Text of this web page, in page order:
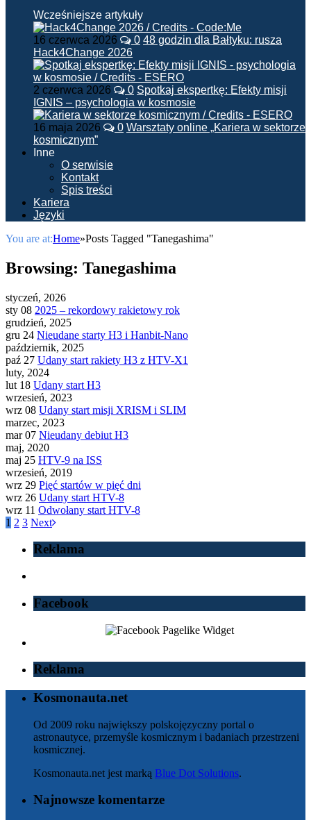
Wcześniejsze artykuły
16 czerwca 2026 0 48 godzin dla Bałtyku: rusza
Hack4Change 2026
2 czerwca 2026 0 Spotkaj ekspertkę: Efekty misji
IGNIS – psychologia w kosmosie
16 maja 2026 0 Warsztaty online „Kariera w sektorze
kosmicznym”
Inne
O serwisie
Kontakt
Spis treści
Kariera
Języki
You are at:Home»Posts Tagged "Tanegashima"
Browsing: Tanegashima
styczeń, 2026
sty 08 2025 – rekordowy rakietowy rok
grudzień, 2025
gru 24 Nieudane starty H3 i Hanbit-Nano
październik, 2025
paź 27 Udany start rakiety H3 z HTV-X1
luty, 2024
lut 18 Udany start H3
wrzesień, 2023
wrz 08 Udany start misji XRISM i SLIM
marzec, 2023
mar 07 Nieudany debiut H3
maj, 2020
maj 25 HTV-9 na ISS
wrzesień, 2019
wrz 29 Pięć startów w pięć dni
wrz 26 Udany start HTV-8
wrz 11 Odwołany start HTV-8
1 2 3 Next
Reklama
Facebook
Reklama
Kosmonauta.net
Od 2009 roku największy polskojęzyczny portal o
astronautyce, przemyśle kosmicznym i badaniach przestrzeni
kosmicznej.
Kosmonauta.net jest marką Blue Dot Solutions.
Najnowsze komentarze